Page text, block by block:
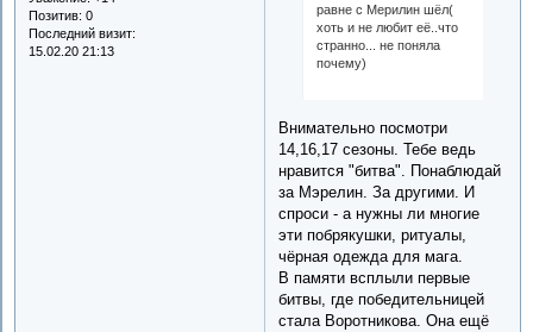
Позитив: 0
Последний визит:
15.02.20 21:13
равне с Мерилин шёл(
хоть и не любит её..что
странно... не поняла
почему)
Внимательно посмотри
14,16,17 сезоны. Тебе ведь
нравится "битва". Понаблюдай
за Мэрелин. За другими. И
спроси - а нужны ли многие
эти побрякушки, ритуалы,
чёрная одежда для мага.
В памяти всплыли первые
битвы, где победительницей
стала Воротникова. Она ещё